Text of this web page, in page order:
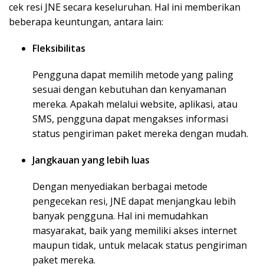
cek resi JNE secara keseluruhan. Hal ini memberikan
beberapa keuntungan, antara lain:
Fleksibilitas
Pengguna dapat memilih metode yang paling
sesuai dengan kebutuhan dan kenyamanan
mereka. Apakah melalui website, aplikasi, atau
SMS, pengguna dapat mengakses informasi
status pengiriman paket mereka dengan mudah.
Jangkauan yang lebih luas
Dengan menyediakan berbagai metode
pengecekan resi, JNE dapat menjangkau lebih
banyak pengguna. Hal ini memudahkan
masyarakat, baik yang memiliki akses internet
maupun tidak, untuk melacak status pengiriman
paket mereka.